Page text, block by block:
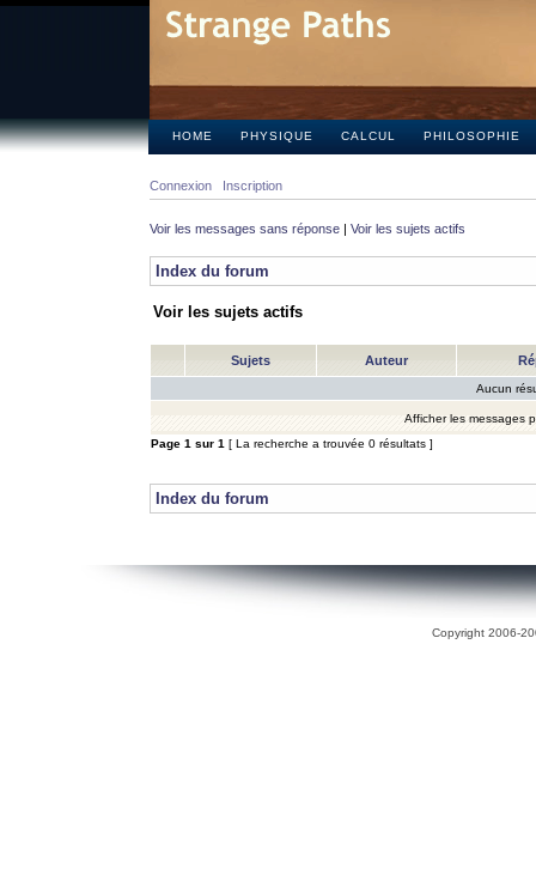
HOME PHYSIQUE CALCUL PHILOSOPHIE
Connexion Inscription
Voir les messages sans réponse | Voir les sujets actifs
Index du forum
Voir les sujets actifs
Sujets Auteur
Aucun
Afficher les messages
Page 1 sur 1 [ La recherche a trouvée 0 résultats ]
Index du forum
Copyright 2006-